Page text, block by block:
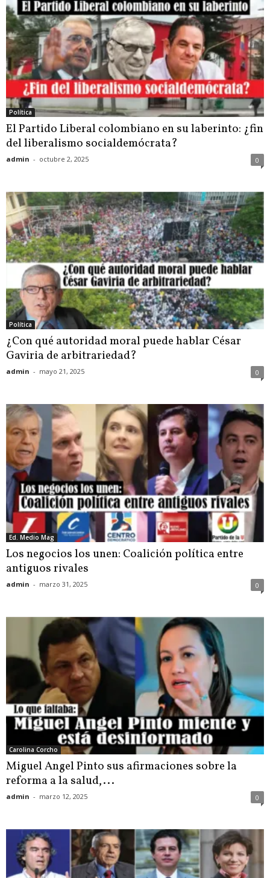
Política
El Partido Liberal colombiano en su laberinto: ¿fin
del liberalismo socialdemócrata?
admin - octubre 2, 2025 0
Política
¿Con qué autoridad moral puede hablar César
Gaviria de arbitrariedad?
admin - mayo 21, 2025 0
Ed. Medio Mag
Los negocios los unen: Coalición política entre
antiguos rivales
admin - marzo 31, 2025 0
Carolina Corcho
Miguel Angel Pinto sus afirmaciones sobre la
reforma a la salud,...
admin - marzo 12, 2025 0